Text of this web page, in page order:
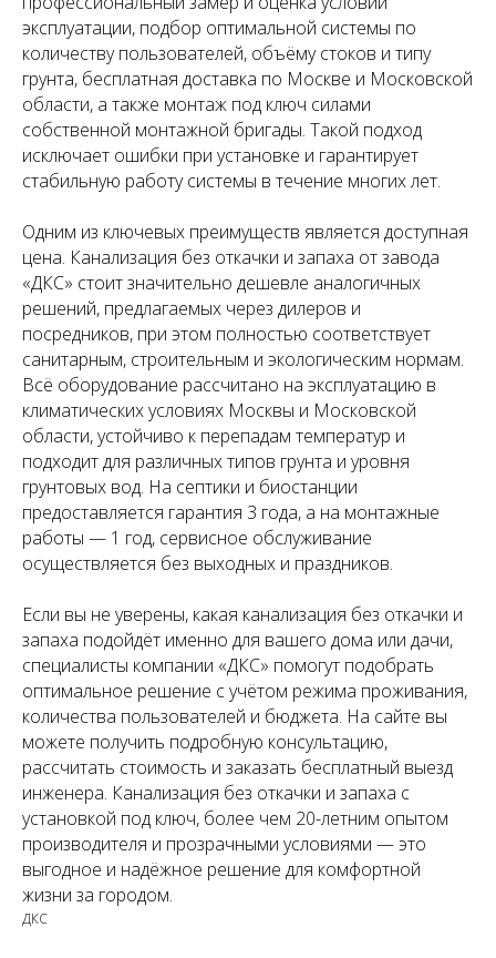
эксплуатации, подбор оптимальной системы по
количеству пользователей, объёму стоков и типу
грунта, бесплатная доставка по Москве и Московской
области, а также монтаж под ключ силами
собственной монтажной бригады. Такой подход
исключает ошибки при установке и гарантирует
стабильную работу системы в течение многих лет.
Одним из ключевых преимуществ является доступная
цена. Канализация без откачки и запаха от завода
«ДКС» стоит значительно дешевле аналогичных
решений, предлагаемых через дилеров и
посредников, при этом полностью соответствует
санитарным, строительным и экологическим нормам.
Всё оборудование рассчитано на эксплуатацию в
климатических условиях Москвы и Московской
области, устойчиво к перепадам температур и
подходит для различных типов грунта и уровня
грунтовых вод. На септики и биостанции
предоставляется гарантия 3 года, а на монтажные
работы — 1 год, сервисное обслуживание
осуществляется без выходных и праздников.
Если вы не уверены, какая канализация без откачки и
запаха подойдёт именно для вашего дома или дачи,
специалисты компании «ДКС» помогут подобрать
оптимальное решение с учётом режима проживания,
количества пользователей и бюджета. На сайте вы
можете получить подробную консультацию,
рассчитать стоимость и заказать бесплатный выезд
инженера. Канализация без откачки и запаха с
установкой под ключ, более чем 20-летним опытом
производителя и прозрачными условиями — это
выгодное и надёжное решение для комфортной
жизни за городом.
ДКС